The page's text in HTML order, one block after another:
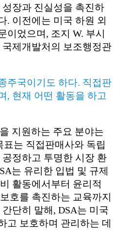
장과 진실성을 촉진하
. 이전에는 미국 하원 외
이었으며, 조지 W. 부시
제개발처의 보조행정관
주국이기도 하다. 직접판
, 현재 어떤 활동을 하고
지원하는 주요 분야는
표는 직접판매사와 독립
정하고 투명한 시장 환
는 유리한 입법 및 규제
활동에서부터 윤리적
호를 촉진하는 교육까지
단히 말해, DSA는 미국
고 보호하며 관리하는 데